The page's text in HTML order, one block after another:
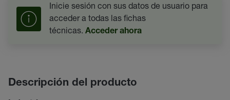
Inicie sesión con sus datos de usuario para
acceder a todas las fichas
técnicas. Acceder ahora
Descripción del producto